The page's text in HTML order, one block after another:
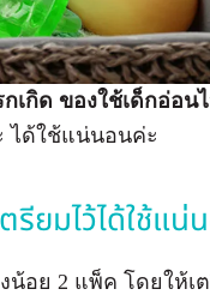
เกิด ของใช้เด็กอ่อน
ได้ใช้แน่นอนค่ะ
รียมไว้ได้ใช้แน่
อย 2 แพ็ค โดยให้เ